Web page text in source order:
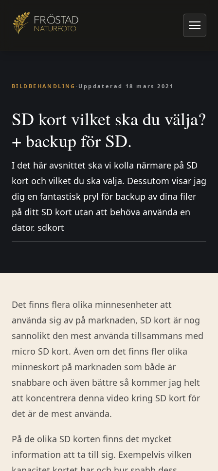
Artiklar om naturfoto
Bildbehandling
SD kort vilket ska du välja? + backup för SD.
BILDBEHANDLING · Uppdaterad 18 mars 2021
SD kort vilket ska du välja?
+ backup för SD.
I det här avsnittet ska vi kolla närmare på SD
kort och vilket du ska välja. Dessutom visar jag
dig en fantastisk pryl för backup av dina filer
på ditt SD kort utan att behöva använda en
dator. sdkort
Det finns flera olika minnesenheter att
använda sig av på marknaden, SD kort är nog
sannolikt den mest använda tillsammans med
micro SD kort. Även om det finns fler olika
minneskort på marknaden som både är
snabbare och även bättre så kommer jag helt
att koncentrera denna video kring SD kort för
det är de mest använda.
På de olika SD korten finns det mycket
information att ta till sig. Exempelvis vilken